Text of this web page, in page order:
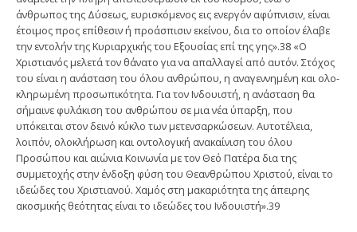
άνθρωπος της Δύσεως, ευρισκόμενος εις ενεργόν αφύπνισιν, είναι
έτοιμος προς επίθεσιν ή προάσπισιν εκείνου, δια το οποίον έλαβε
την εντολήν της Κυριαρχικής του Εξουσίας επί της γης».38 «Ο
Χριστιανός μελετά τον θάνατο για να απαλλαγεί από αυτόν. Στόχος
του είναι η ανάσταση του όλου ανθρώπου, η αναγεννημένη και ολο­
κληρωμένη προσωπικότητα. Για τον Ινδουιστή, η ανάσταση θα
σήμαινε φυλά­κιση του ανθρώπου σε μια νέα ύπαρξη, που
υπόκειται στον δεινό κύκλο των μετενσαρκώσεων. Αυτοτέλεια,
λοιπόν, ολοκλήρωση και οντολογική ανακαίνιση του όλου
Προσώπου και αιώνια Κοινωνία με τον Θεό Πατέρα δια της
συμμετοχής στην ένδοξη φύση του Θεανθρώπου Χριστού, είναι το
ιδεώδες του Χριστιανού. Χαμός στη μακαριότητα της άπειρης
ακοσμικής θεότητας είναι το ιδεώδες του Ινδουιστή».39